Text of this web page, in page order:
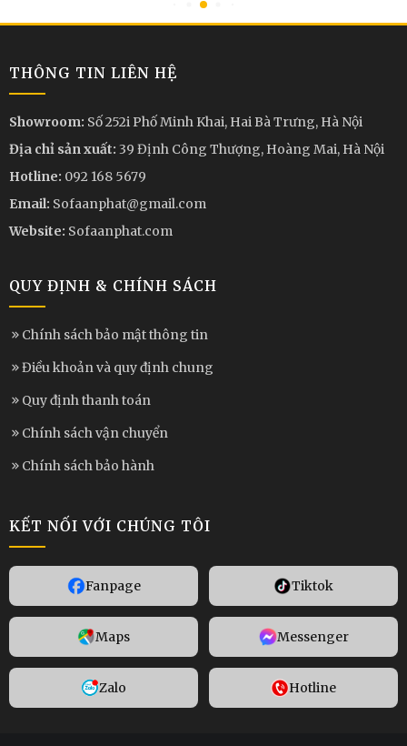
THÔNG TIN LIÊN HỆ
Showroom: Số 252i Phố Minh Khai, Hai Bà Trưng, Hà Nội
Địa chỉ sản xuất: 39 Định Công Thượng, Hoàng Mai, Hà Nội
Hotline: 092 168 5679
Email: Sofaanphat@gmail.com
Website: Sofaanphat.com
QUY ĐỊNH & CHÍNH SÁCH
Chính sách bảo mật thông tin
Điều khoản và quy định chung
Quy định thanh toán
Chính sách vận chuyển
Chính sách bảo hành
KẾT NỐI VỚI CHÚNG TÔI
Fanpage Tiktok
Maps Messenger
Zalo Hotline